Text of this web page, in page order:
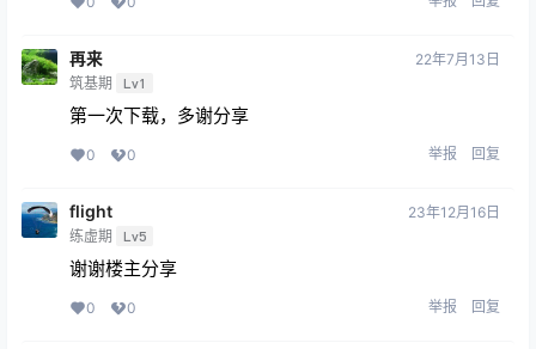
再来
筑基期 Lv1
22年7月13日
第一次下载，多谢分享
0 0 举报 回复
flight
练虚期 Lv5
23年12月16日
谢谢楼主分享
0 0 举报 回复